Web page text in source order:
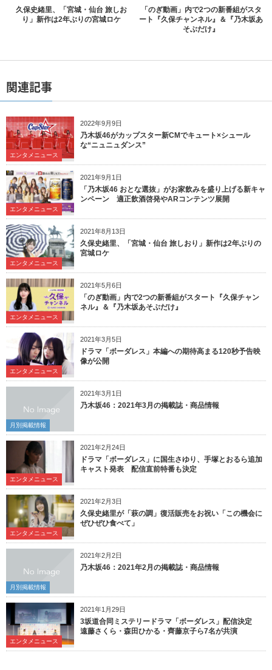
久保史緒里、「宮城・仙台 旅しお
り」新作は2年ぶりの宮城ロケ
「のぎ動画」内で2つの新番組がスタ
ート『久保チャンネル』＆『乃木坂あ
そぶだけ』
関連記事
2022年9月9日
エンタメニュース
乃木坂46がカップスター新CMでキュート×シュール
な“ニュニュダンス”
2021年9月1日
エンタメニュース
「乃木坂46 おとな選抜」がお家飲みを盛り上げる新キャ
ンペーン 適正飲酒啓発やARコンテンツ展開
2021年8月13日
エンタメニュース
久保史緒里、「宮城・仙台 旅しおり」新作は2年ぶりの
宮城ロケ
2021年5月6日
エンタメニュース
「のぎ動画」内で2つの新番組がスタート『久保チャン
ネル』＆『乃木坂あそぶだけ』
2021年3月5日
エンタメニュース
ドラマ「ボーダレス」本編への期待高まる120秒予告映
像が公開
2021年3月1日
月別掲載情報
乃木坂46：2021年3月の掲載誌・商品情報
2021年2月24日
エンタメニュース
ドラマ「ボーダレス」に国生さゆり、手塚とおるら追加
キャスト発表 配信直前特番も決定
2021年2月3日
エンタメニュース
久保史緒里が「萩の調」復活販売をお祝い「この機会に
ぜひぜひ食べて」
2021年2月2日
月別掲載情報
乃木坂46：2021年2月の掲載誌・商品情報
2021年1月29日
エンタメニュース
3坂道合同ミステリードラマ「ボーダレス」配信決定
遠藤さくら・森田ひかる・齊藤京子ら7名が共演